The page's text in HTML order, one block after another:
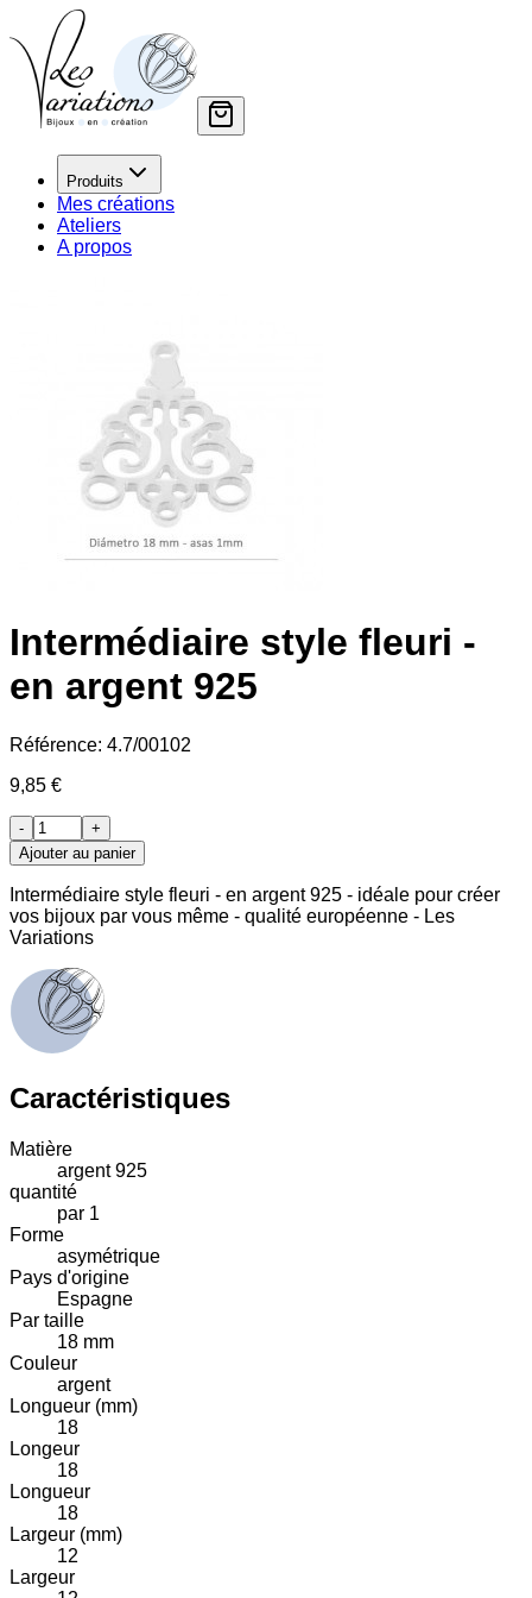
Produits
Mes créations
Ateliers
A propos
Intermédiaire style fleuri -
en argent 925
Référence: 4.7/00102
9,85 €
-
+
Ajouter au panier
Intermédiaire style fleuri - en argent 925 - idéale pour créer
vos bijoux par vous même - qualité européenne - Les
Variations
Caractéristiques
Matière
argent 925
quantité
par 1
Forme
asymétrique
Pays d'origine
Espagne
Par taille
18 mm
Couleur
argent
Longueur (mm)
18
Longeur
18
Longueur
18
Largeur (mm)
12
Largeur